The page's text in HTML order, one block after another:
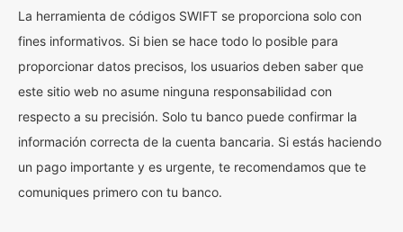
La herramienta de códigos SWIFT se proporciona solo con
fines informativos. Si bien se hace todo lo posible para
proporcionar datos precisos, los usuarios deben saber que
este sitio web no asume ninguna responsabilidad con
respecto a su precisión. Solo tu banco puede confirmar la
información correcta de la cuenta bancaria. Si estás haciendo
un pago importante y es urgente, te recomendamos que te
comuniques primero con tu banco.